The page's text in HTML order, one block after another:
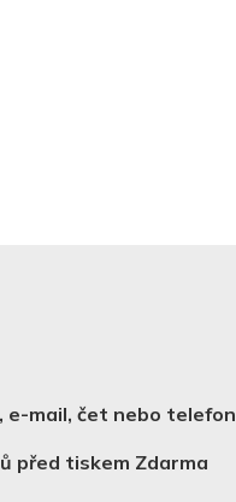
e-mail, čet nebo telefon
před tiskem Zdarma